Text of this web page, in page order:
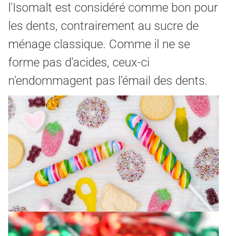
l'Isomalt est considéré comme bon pour
les dents, contrairement au sucre de
ménage classique. Comme il ne se
forme pas d'acides, ceux-ci
n'endommagent pas l'émail des dents.